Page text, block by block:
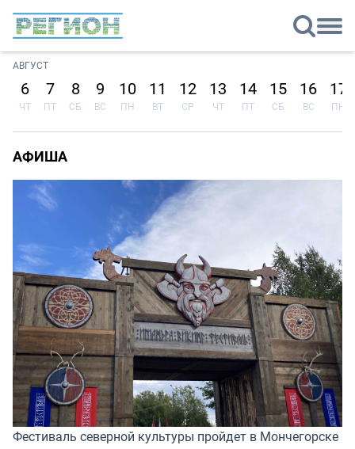
АВГУСТ
6
ЧТ
7
ПТ
8
СБ
9
ВС
10
ПН
11
ВТ
12
СР
13
ЧТ
14
ПТ
15
СБ
16
ВС
17
ПН
АФИША
Фестиваль северной культуры пройдет в Мончегорске